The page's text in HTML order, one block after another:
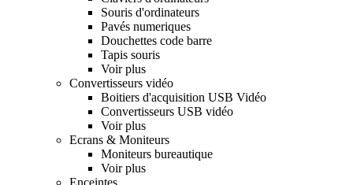
Souris d'ordinateurs
Pavés numeriques
Douchettes code barre
Tapis souris
Voir plus
Convertisseurs vidéo
Boitiers d'acquisition USB Vidéo
Convertisseurs USB vidéo
Voir plus
Ecrans & Moniteurs
Moniteurs bureautique
Voir plus
Enceintes